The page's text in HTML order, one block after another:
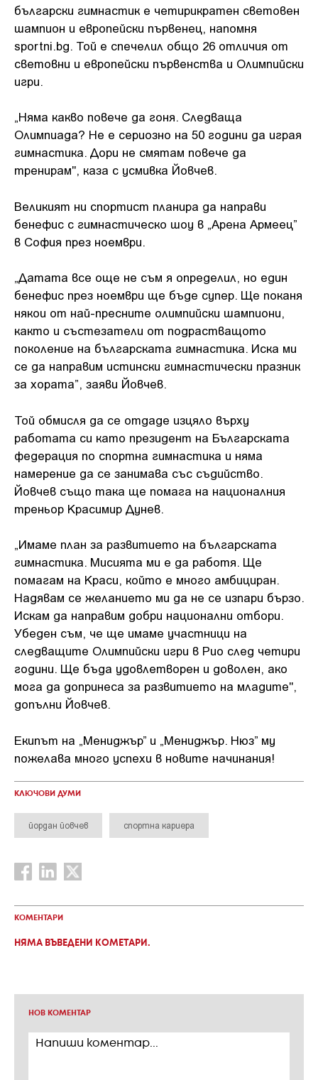
български гимнастик е четирикратен световен
шампион и европейски първенец, напомня
sportni.bg. Той е спечелил общо 26 отличия от
световни и европейски първенства и Олимпийски
игри.
„Няма какво повече да гоня. Следваща
Олимпиада? Не е сериозно на 50 години да играя
гимнастика. Дори не смятам повече да
тренирам", каза с усмивка Йовчев.
Великият ни спортист планира да направи
бенефис с гимнастическо шоу в „Арена Армеец”
в София през ноември.
„Датата все още не съм я определил, но един
бенефис през ноември ще бъде супер. Ще поканя
някои от най-пресните олимпийски шампиони,
както и състезатели от подрастващото
поколение на българската гимнастика. Иска ми
се да направим истински гимнастически празник
за хората”, заяви Йовчев.
Той обмисля да се отдаде изцяло върху
работата си като президент на Българската
федерация по спортна гимнастика и няма
намерение да се занимава със съдийство.
Йовчев също така ще помага на националния
треньор Красимир Дунев.
„Имаме план за развитието на българската
гимнастика. Мисията ми е да работя. Ще
помагам на Краси, който е много амбициран.
Надявам се желанието ми да не се изпари бързо.
Искам да направим добри национални отбори.
Убеден съм, че ще имаме участници на
следващите Олимпийски игри в Рио след четири
години. Ще бъда удовлетворен и доволен, ако
мога да допринеса за развитието на младите",
допълни Йовчев.
Екипът на „Мениджър” и „Мениджър. Нюз” му
пожелава много успехи в новите начинания!
КЛЮЧОВИ ДУМИ
йордан йовчев спортна кариера
КОМЕНТАРИ
НЯМА ВЪВЕДЕНИ КОМЕТАРИ.
НОВ КОМЕНТАР